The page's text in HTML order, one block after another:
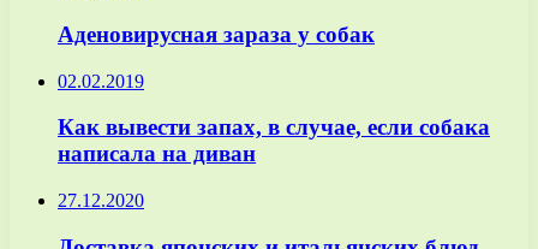
Аденовирусная зараза у собак
02.02.2019
Как вывести запах, в случае, если собака
написала на диван
27.12.2020